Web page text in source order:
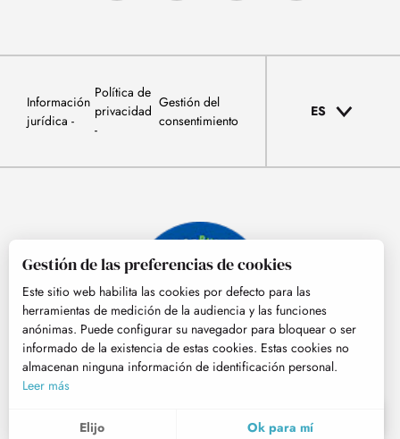
MENÚ
Información
jurídica
Política de
privacidad
Gestión del
consentimiento
ES
© Tourisme Hautes-Pyrénées
Gestión de las preferencias de cookies
Este sitio web habilita las cookies por defecto para las
herramientas de medición de la audiencia y las funciones
anónimas. Puede configurar su navegador para bloquear o ser
informado de la existencia de estas cookies. Estas cookies no
almacenan ninguna información de identificación personal.
Leer más
Elijo Ok para mí